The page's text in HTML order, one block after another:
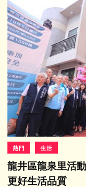
熱門 生活
龍井區龍泉里活
更好生活品質